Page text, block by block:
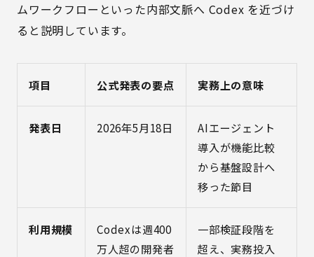
ムワークフローといった内部文脈へ Codex を近づけ
ると説明しています。
項目 公式発表の要点 実務上の意味
発表日 2026年5月18日
AIエージェント
導入が機能比較
から基盤設計へ
移った節目
利用規模
Codexは週400
万人超の開発者
一部検証段階を
超え、実務投入